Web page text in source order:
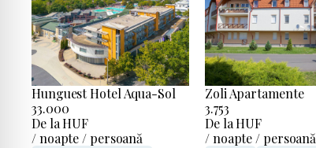
Hunguest Hotel Aqua-Sol
33.000
De la HUF
/ noapte / persoană
Zoli Apartamente
3.753
De la HUF
/ noapte / persoană